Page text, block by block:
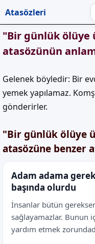
Atasözleri
"Bir günlük ölüye
atasözünün
Gelenek böyledir: Bir
yemek yapılamaz.
gönderirler.
"Bir günlük ölüye
atasözüne benzer
Adam adama
başında olurdu
İnsanlar bütün
sağlayamazlar. Bunun
yardım etmek